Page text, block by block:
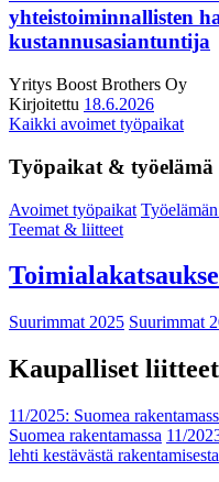
yhteistoiminnallisten
kustannusasiantuntija
Yritys Boost Brothers Oy
Kirjoitettu 18.6.2026
Kaikki avoimet työpaikat
Työpaikat & työelämä
Avoimet työpaikat
Teemat & liitteet
Suurimmat 2025 Suurimmat
Kaupalliset liitteet
11/2025: Suomea
Suomea rakentamassa 11/
lehti kestävästä rakentamisesta